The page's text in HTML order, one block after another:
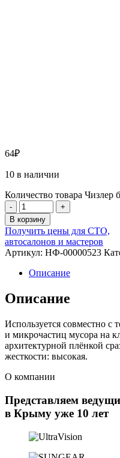
64₽
10 в наличии
Количество товара
-
+
В корзину
Получить цены для СТО,
автосалонов и мастеров
Артикул: НФ-00000523
Описание
Описание
Используется совместно с
и микрочастиц мусора на
архитектурной плёнкой
жесткости: высокая.
О компании
Представляем
в Крыму уже 10 лет